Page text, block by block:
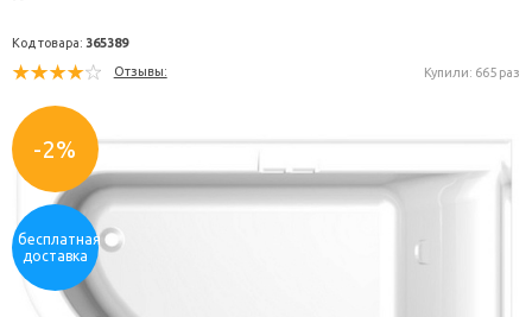
-2%
бесплатная
доставка
R